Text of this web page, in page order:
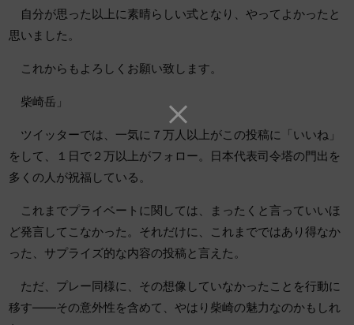
自分が思った以上に素晴らしい式となり、やってよかったと
思いました。
これからもよろしくお願い致します。
柴崎岳」
ツイッターでは、一気に７万人以上がこの投稿に「いいね」
をして、１日で２万以上がフォロー。日本代表司令塔の門出を
多くの人が祝福している。
これまでプライベートに関しては、まったくと言っていいほ
ど発言してこなかった。それだけに、これまでではあり得なか
った、サプライズ的な内容の投稿と言えた。
ただ、プレー同様に、その想像していなかったことを行動に
移す――その意外性を含めて、やはり柴崎の魅力なのかもしれ